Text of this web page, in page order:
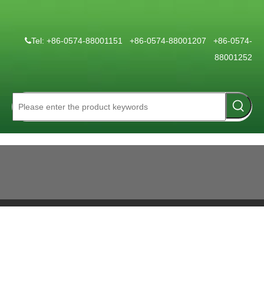
Tel: +86-0574-88001151 +86-0574-88001207 +86-0574-
88001252